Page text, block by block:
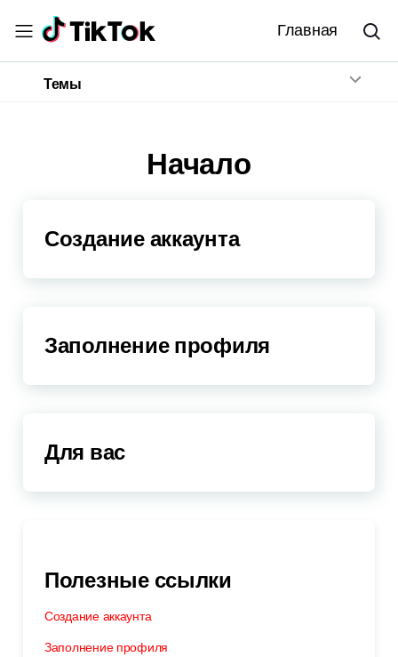
Главная
Темы
Начало
Создание аккаунта
Заполнение профиля
Для вас
Полезные ссылки
Создание аккаунта
Заполнение профиля